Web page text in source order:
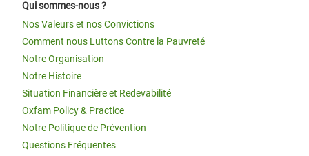
Qui sommes-nous ?
Nos Valeurs et nos Convictions
Comment nous Luttons Contre la Pauvreté
Notre Organisation
Notre Histoire
Situation Financière et Redevabilité
Oxfam Policy & Practice
Notre Politique de Prévention
Questions Fréquentes